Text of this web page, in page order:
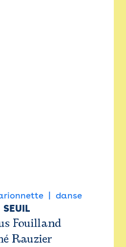
danse
SEUIL
Fouilland
Rauzier